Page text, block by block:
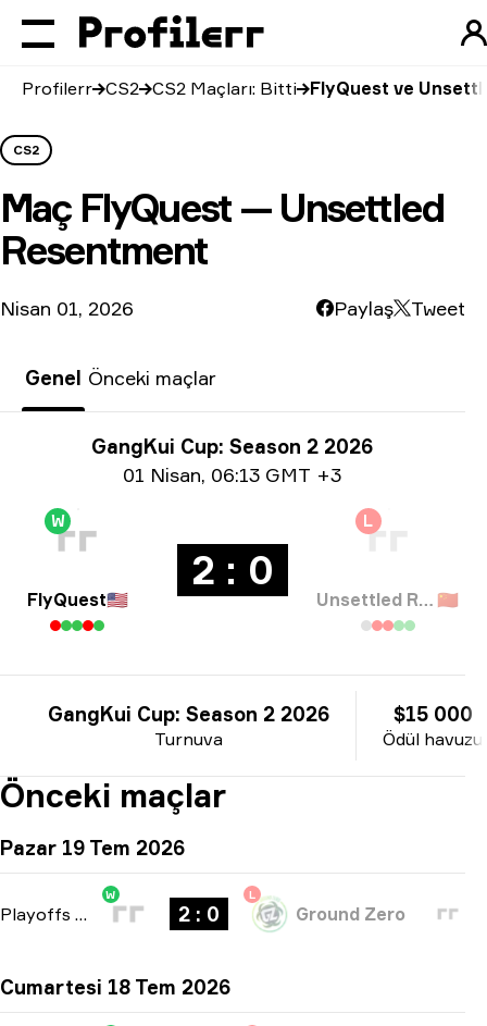
Profilerr CS2 CS2 Maçları: Bitti FlyQuest ve
CS2
Maç FlyQuest — Unsettled
Resentment
Nisan 01, 2026 Paylaş Tweet
Genel Önceki maçlar
Turnuva bilgisiGangKui Cup: Season 2 2026
01 Nisan, 06:13 GMT +3
W
FlyQuest🇺🇸
2 : 0
L
Unsettled Resentment 🇨🇳
Turnuva
GangKui Cup: Season 2 2026
Ödül havuzu
$15 000
Önceki maçlar
Pazar 19 Tem 2026
Playoffs bo3
W
2 : 0
L
Ground Zero
Cumartesi 18 Tem 2026